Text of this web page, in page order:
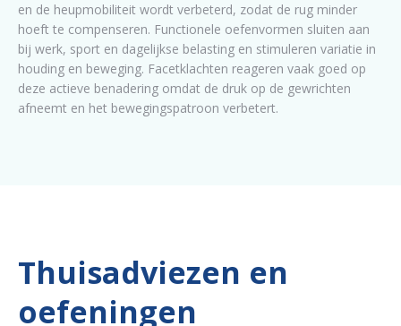
en de heupmobiliteit wordt verbeterd, zodat de rug minder
hoeft te compenseren. Functionele oefenvormen sluiten aan
bij werk, sport en dagelijkse belasting en stimuleren variatie in
houding en beweging. Facetklachten reageren vaak goed op
deze actieve benadering omdat de druk op de gewrichten
afneemt en het bewegingspatroon verbetert.
Thuisadviezen en
oefeningen